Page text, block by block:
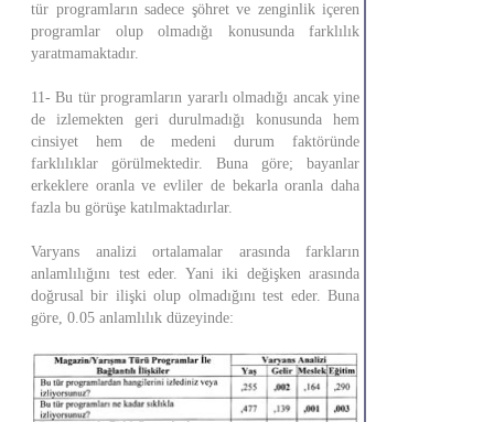
tür programların sadece şöhret ve zenginlik içeren
programlar olup olmadığı konusunda farklılık
yaratmamaktadır.
11- Bu tür programların yararlı olmadığı ancak yine
de izlemekten geri durulmadığı konusunda hem
cinsiyet hem de medeni durum faktöründe
farklılıklar görülmektedir. Buna göre; bayanlar
erkeklere oranla ve evliler de bekarla oranla daha
fazla bu görüşe katılmaktadırlar.
Varyans analizi ortalamalar arasında farkların
anlamlılığını test eder. Yani iki değişken arasında
doğrusal bir ilişki olup olmadığını test eder. Buna
göre, 0.05 anlamlılık düzeyinde: